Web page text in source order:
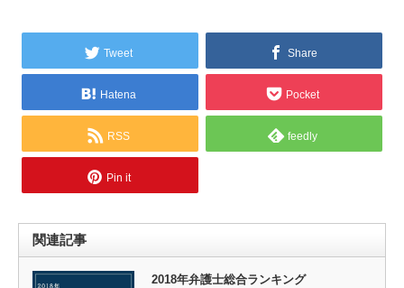
Tweet Share
Hatena Pocket
RSS feedly
Pin it
関連記事
2018年弁護士総合ランキング